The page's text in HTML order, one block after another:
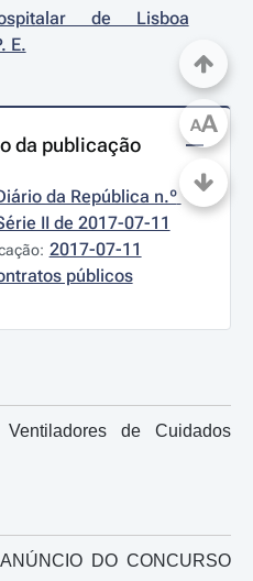
de Lisboa
E.
da publicação
da República n.º
II de 2017-07-11
2017-07-11
públicos
de Cuidados
DO CONCURSO
AA